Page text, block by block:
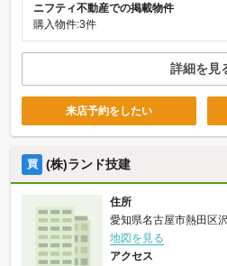
ニフティ不動産での掲載物件
購入物件:3件
詳細を見
来店予約をしたい
買 (株)ランド技建
住所
愛知県名古屋市熱田区
地図を見る
アクセス